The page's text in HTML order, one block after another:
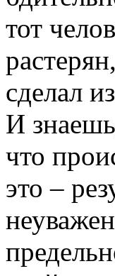
тот
сделал
И
что
это –